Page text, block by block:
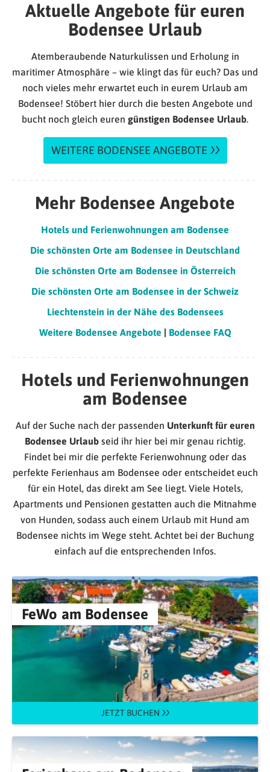
Aktuelle Angebote für euren
Bodensee Urlaub
Atemberaubende Naturkulissen und Erholung in
maritimer Atmosphäre – wie klingt das für euch? Das und
noch vieles mehr erwartet euch in eurem Urlaub am
Bodensee! Stöbert hier durch die besten Angebote und
bucht noch gleich euren günstigen Bodensee Urlaub.
WEITERE BODENSEE ANGEBOTE
Mehr Bodensee Angebote
Hotels und Ferienwohnungen am Bodensee
Die schönsten Orte am Bodensee in Deutschland
Die schönsten Orte am Bodensee in Österreich
Die schönsten Orte am Bodensee in der Schweiz
Liechtenstein in der Nähe des Bodensees
Weitere Bodensee Angebote
Bodensee FAQ
Hotels und Ferienwohnungen
am Bodensee
Auf der Suche nach der passenden Unterkunft für euren
Bodensee Urlaub seid ihr hier bei mir genau richtig.
Findet bei mir die perfekte Ferienwohnung oder das
perfekte Ferienhaus am Bodensee oder entscheidet euch
für ein Hotel, das direkt am See liegt. Viele Hotels,
Apartments und Pensionen gestatten auch die Mitnahme
von Hunden, sodass auch einem Urlaub mit Hund am
Bodensee nichts im Wege steht. Achtet bei der Buchung
einfach auf die entsprechenden Infos.
FeWo am Bodensee
JETZT BUCHEN